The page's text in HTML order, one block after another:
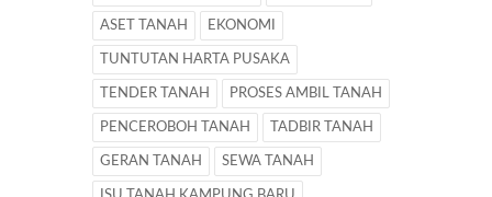
ASET TANAH EKONOMI
TUNTUTAN HARTA PUSAKA
TENDER TANAH PROSES AMBIL TANAH
PENCEROBOH TANAH TADBIR TANAH
GERAN TANAH SEWA TANAH